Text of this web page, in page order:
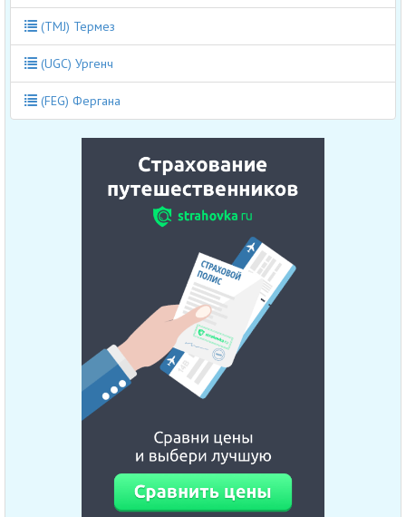
(TMJ) Термез
(UGC) Ургенч
(FEG) Фергана